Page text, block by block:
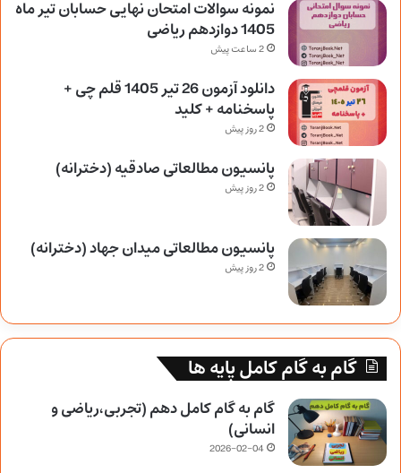
نمونه سوالات امتحان نهایی حسابان تیر ماه
1405 دوازدهم ریاضی
2 ساعت پیش
دانلود آزمون 26 تیر 1405 قلم چی +
پاسخنامه + کلید
2 روز پیش
پانسیون مطالعاتی صادقیه (دخترانه)
2 روز پیش
پانسیون مطالعاتی میدان جهاد (دخترانه)
2 روز پیش
گام به گام کامل پایه ها
گام به گام کامل دهم (تجربی،ریاضی و
انسانی)
2026-02-04